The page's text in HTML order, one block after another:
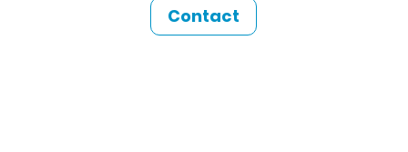
Contact